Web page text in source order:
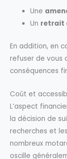
Une
Un retrait
En addition, en
refuser de vous
conséquences
Coût et
L’aspect
la décision de
recherches et
nombreux
oscille